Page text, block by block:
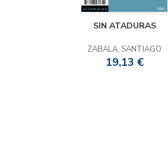
SIN ATADURAS
ZABALA, SANTIAGO
19,13 €